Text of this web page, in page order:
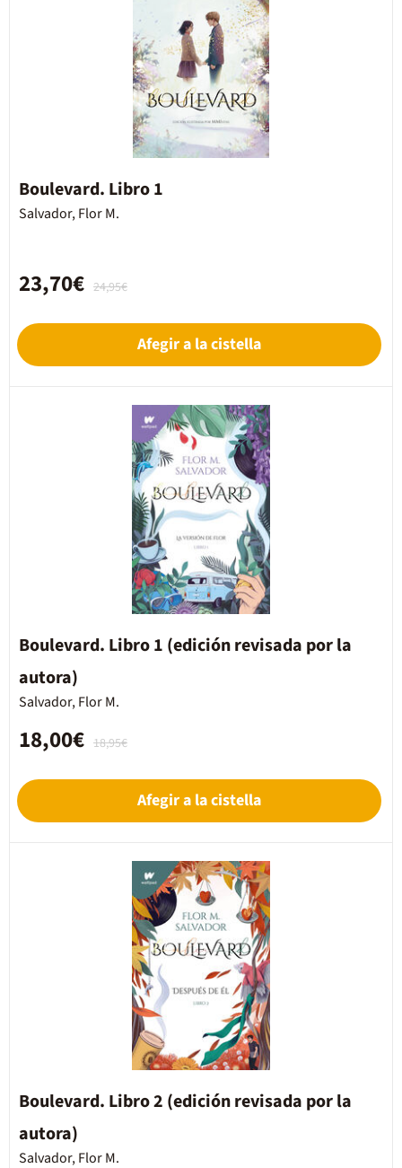
Boulevard. Libro 1
Salvador, Flor M.
24,95€
23,70€
Afegir a la cistella
Boulevard. Libro 1 (edición revisada por la
autora)
Salvador, Flor M.
18,95€
18,00€
Afegir a la cistella
Boulevard. Libro 2 (edición revisada por la
autora)
Salvador, Flor M.